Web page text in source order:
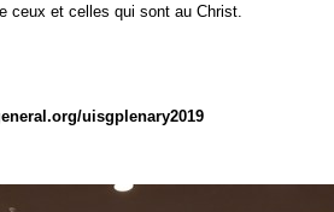
ceux et celles qui sont au Christ.
uisgplenary2019